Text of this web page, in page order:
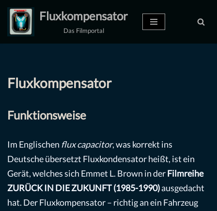
Zum
Inhalt
Fluxkompensator
Das Filmportal
Fluxkompensator
Funktionsweise
Im Englischen flux capacitor, was korrekt ins
Deutsche übersetzt Fluxkondensator heißt, ist ein
Gerät, welches sich Emmet L. Brown in derFilmreihe
ZURÜCK IN DIE ZUKUNFT (1985-1990)ausgedacht
hat. Der Fluxkompensator – richtig an ein Fahrzeug